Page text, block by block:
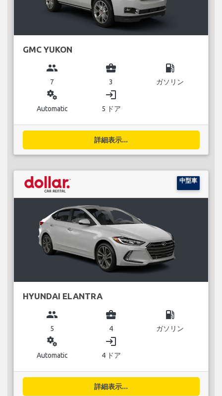
GMC YUKON
group
7
business_center
3
local_gas_station
ガソリン
miscellaneous_services
Automatic
login
5 ドア
詳細表示...
中型車
HYUNDAI ELANTRA
group
5
business_center
4
local_gas_station
ガソリン
miscellaneous_services
Automatic
login
4 ドア
詳細表示...